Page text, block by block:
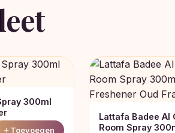
300ml
Toevoegen
Lattafa Badee Al
Room Spray